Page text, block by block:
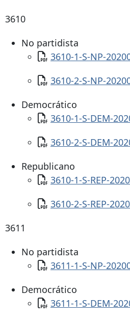
3610
No partidista
Documento
3610-1-S-NP-
Documento
3610-2-S-NP-
Democrático
Documento
3610-1-S-DEM-
Documento
3610-2-S-DEM-
Republicano
Documento
3610-1-S-REP-
Documento
3610-2-S-REP-
3611
No partidista
Documento
3611-1-S-NP-
Democrático
Documento
3611-1-S-DEM-